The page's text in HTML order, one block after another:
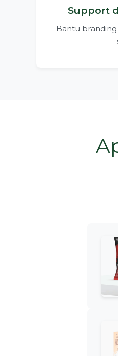
Support
Bantu